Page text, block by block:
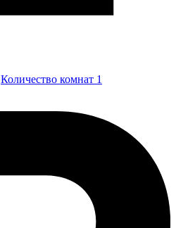
Количество комнат 1